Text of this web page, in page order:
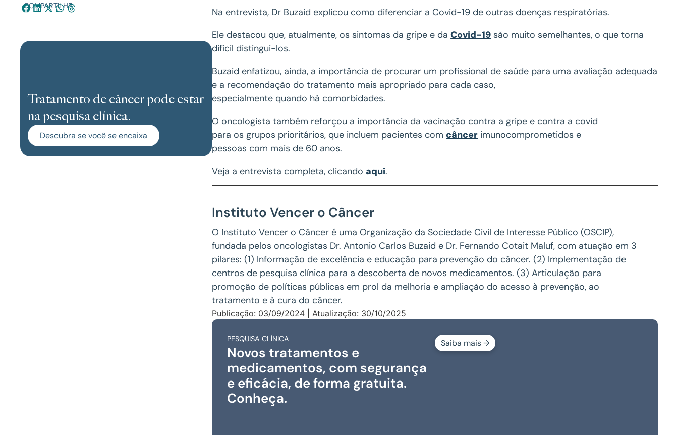
COMPARTILHE:
Tratamento de câncer pode estar
na pesquisa clínica.
Descubra se você se encaixa
Na entrevista, Dr Buzaid explicou como diferenciar a Covid-19 de outras doenças respiratórias.
Ele destacou que, atualmente, os sintomas da gripe e daCovid-19 são muito semelhantes, o que torna
difícil distingui-los.
Buzaid enfatizou, ainda, a importância de procurar um profissional de saúde para uma avaliação adequada
e a recomendação do tratamento mais apropriado para cada caso,
especialmente quando há comorbidades.
O oncologista também reforçou a importância da vacinação contra a gripe e contra a covid
para os grupos prioritários, que incluem pacientes com câncer imunocomprometidos e
pessoas com mais de 60 anos.
Veja a entrevista completa, clicando aqui.
Instituto Vencer o Câncer
O Instituto Vencer o Câncer é uma Organização da Sociedade Civil de Interesse Público (OSCIP),
fundada pelos oncologistas Dr. Antonio Carlos Buzaid e Dr. Fernando Cotait Maluf, com atuação em 3
pilares: (1) Informação de excelência e educação para prevenção do câncer. (2) Implementação de
centros de pesquisa clínica para a descoberta de novos medicamentos. (3) Articulação para
promoção de políticas públicas em prol da melhoria e ampliação do acesso à prevenção, ao
tratamento e à cura do câncer.
Publicação: 03/09/2024 | Atualização: 30/10/2025
PESQUISA CLÍNICA
Novos tratamentos e
medicamentos, com segurança
e eficácia, de forma gratuita.
Conheça.
Saiba mais →